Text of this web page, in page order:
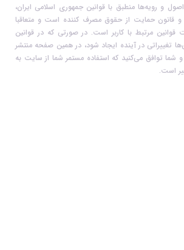
و رویه‏‌ها منطبق با قوانین جمهوری اسلامی ایران،
و قانون حمایت از حقوق مصرف کننده است و متعاقبا
قوانین مرتبط با کاربر است. در صورتی که در قوانین
تغییراتی در آینده ایجاد شود، در همین صفحه منتشر
شما توافق می‏‌کنید که استفاده مستمر شما از سایت به
است.